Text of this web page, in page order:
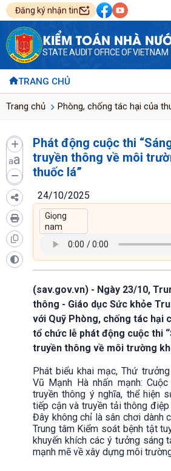
Đăng ký nhận tin
KIỂM TOÁN NHÀ
STATE AUDIT OFFICE OF VIETNAM
TRANG CHỦ
Trang chủ Phòng, chống tác hại của
aa
Phát động cuộc thi
truyền thông về môi
thuốc lá”
24/10/2025
(sav.gov.vn) - Ngày 23/10,
thông - Giáo dục Sức khỏe
với Quỹ Phòng, chống tác hại
tổ chức lễ phát động cuộc thi
truyền thông về môi trường
Phát biểu khai mạc, Thứ
Vũ Mạnh Hà nhấn mạnh:
truyền thông ý nghĩa, thể hiện
tiếp cận và truyền tải thông
Đây không chỉ là sân chơi dành
Trung tâm Kiểm soát bệnh tật
khuyến khích các ý tưởng sáng
mạnh mẽ về xây dựng môi